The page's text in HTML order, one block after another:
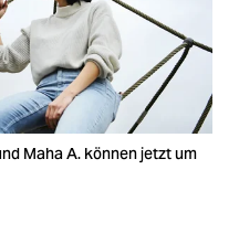
Maha A. können jetzt um